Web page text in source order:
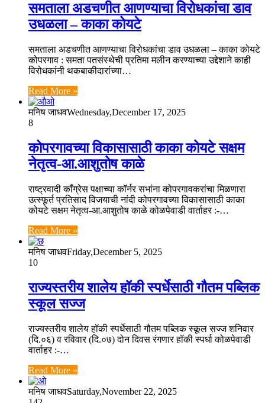
समताला अडचणीत आणण्याचा विरोधकांचा डाव
उधळला – काका कोयटे
समताला अडचणीत आणण्याचा विरोधकांचा डाव उधळला – काका कोयटे
कोपरगाव : समता पतसंस्थेची प्रतिमा मलीन करण्याच्या उद्देशाने काही
विरोधकांनी थकबाकीदारांच्या…
Read More »
मनिष जाधवWednesday,December 17, 2025
8
कोपरगावच्या विकासासाठी काका कोयटे सक्षम
नेतृत्व-आ.आशुतोष काळे
राष्ट्रवादी कॉंग्रेस पक्षाच्या कॉर्नर सभांना कोपरगावकरांचा मिळणारा
उत्स्फूर्त प्रतिसाद विजयाची नांदी कोपरगावच्या विकासासाठी काका
कोयटे सक्षम नेतृत्व-आ.आशुतोष काळे कोळपेवाडी वार्ताहर :-…
Read More »
मनिष जाधवFriday,December 5, 2025
10
राज्यस्तरीय शालेय हॉकी स्पर्धेसाठी गौतम पब्लिक
स्कूल सज्ज
राज्यस्तरीय शालेय हॉकी स्पर्धेसाठी गौतम पब्लिक स्कूल सज्ज शनिवार
(दि.०६) व रविवार (दि.०७) दोन दिवस रंगणार हॉकी स्पर्धा कोळपेवाडी
वार्ताहर :-…
Read More »
मनिष जाधवSaturday,November 22, 2025